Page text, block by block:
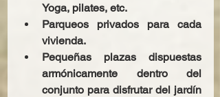
Yoga, pilates, etc.
Parqueos privados para cada
vivienda.
Pequeñas plazas dispuestas
armónicamente dentro del
conjunto para disfrutar del jardín